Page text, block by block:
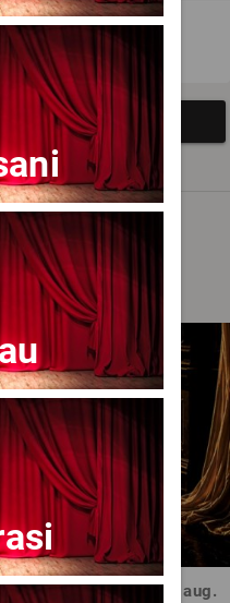
evenimente
OPERA BRAȘOV ESTIVAL – ROMANCE & CINEMA - CONCERT Sâm, 29 aug.